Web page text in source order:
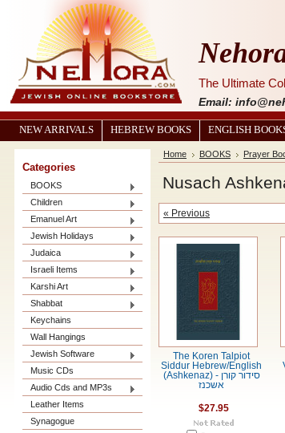
The Ultimate
Email:
NEW ARRIVALS HEBREW BOOKS ENGLISH
Categories
BOOKS
Children
Emanuel Art
Jewish Holidays
Judaica
Israeli Items
Karshi Art
Shabbat
Keychains
Wall Hangings
Jewish Software
Music CDs
Audio Cds and MP3s
Leather Items
Synagogue
Home BOOKS Prayer
Nusach
« Previous
The Koren Talpiot
Siddur Hebrew/English
(Ashkenaz) סידור קורן -
אשכנז
$27.95